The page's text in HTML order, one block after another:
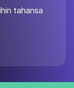
tahansa